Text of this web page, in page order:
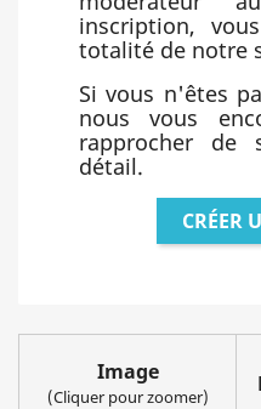
inscription,
totalité de notre
Si vous n'êtes
nous vous
rapprocher de
détail.
CRÉER
Image
(Cliquer pour zoomer)